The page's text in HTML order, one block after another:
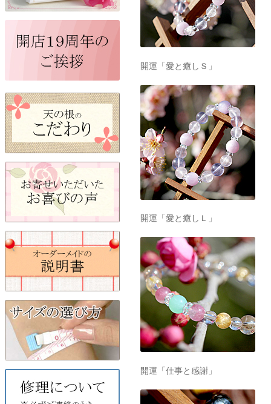
開運「愛と癒しＳ」
開運「愛と癒しＬ」
開運「仕事と感謝」